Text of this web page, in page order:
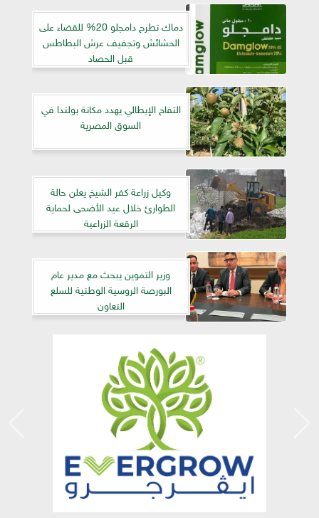
دماك تطرح دامجلو 20% للقضاء على
الحشائش وتجفيف عرش البطاطس
قبل الحصاد
التفاح الإيطالي يهدد مكانة بولندا في
السوق المصرية
وكيل زراعة كفر الشيخ يعلن حالة
الطوارئ خلال عيد الأضحى لحماية
الرقعة الزراعية
وزير التموين يبحث مع مدير عام
البورصة الروسية الوطنية للسلع
التعاون